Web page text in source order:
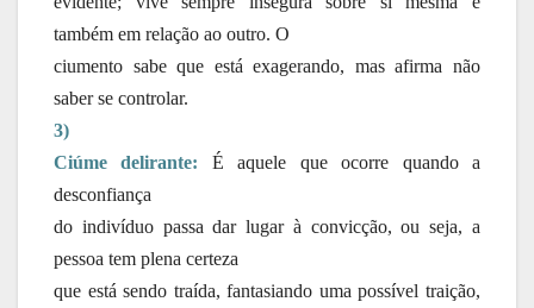
também em relação ao outro. O
ciumento sabe que está exagerando, mas afirma não
saber se controlar.
3)
Ciúme delirante: É aquele que ocorre quando a
desconfiança
do indivíduo passa dar lugar à convicção, ou seja, a
pessoa tem plena certeza
que está sendo traída, fantasiando uma possível traição,